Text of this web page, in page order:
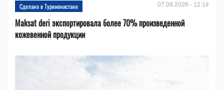
Сделано в Туркменистане 07.08.2026 - 12:14
Maksat deri экспортировала более 70% произведенной
кожевенной продукции